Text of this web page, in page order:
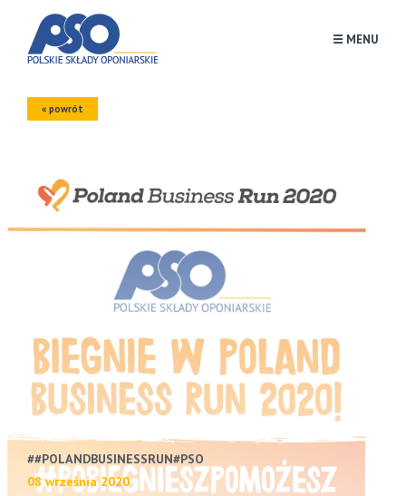
☰ MENU
« powrót
#POLANDBUSINESSRUN PSO
08 września 2020